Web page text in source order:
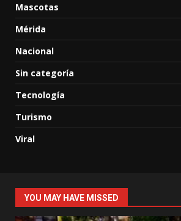
Mascotas
Mérida
Nacional
Sin categoría
Tecnología
Turismo
Viral
YOU MAY HAVE MISSED